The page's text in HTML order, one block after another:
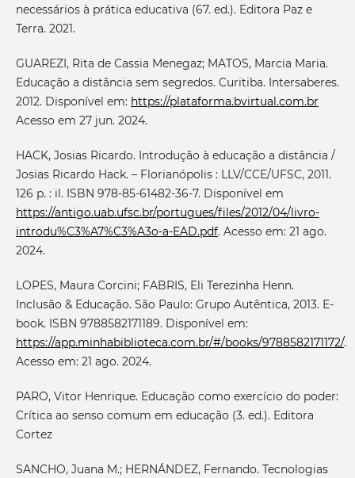
necessários à prática educativa (67. ed.). Editora Paz e
Terra. 2021.
GUAREZI, Rita de Cassia Menegaz; MATOS, Marcia Maria.
Educação a distância sem segredos. Curitiba. Intersaberes.
2012. Disponível em: https://plataforma.bvirtual.com.br
Acesso em 27 jun. 2024.
HACK, Josias Ricardo. Introdução à educação a distância /
Josias Ricardo Hack. – Florianópolis : LLV/CCE/UFSC, 2011.
126 p. : il. ISBN 978-85-61482-36-7. Disponível em
https://antigo.uab.ufsc.br/portugues/files/2012/04/livro-
introdu%C3%A7%C3%A3o-a-EAD.pdf. Acesso em: 21 ago.
2024.
LOPES, Maura Corcini; FABRIS, Eli Terezinha Henn.
Inclusão & Educação. São Paulo: Grupo Autêntica, 2013. E-
book. ISBN 9788582171189. Disponível em:
https://app.minhabiblioteca.com.br/#/books/9788582171172/.
Acesso em: 21 ago. 2024.
PARO, Vitor Henrique. Educação como exercício do poder:
Crítica ao senso comum em educação (3. ed.). Editora
Cortez
SANCHO, Juana M.; HERNÁNDEZ, Fernando. Tecnologias